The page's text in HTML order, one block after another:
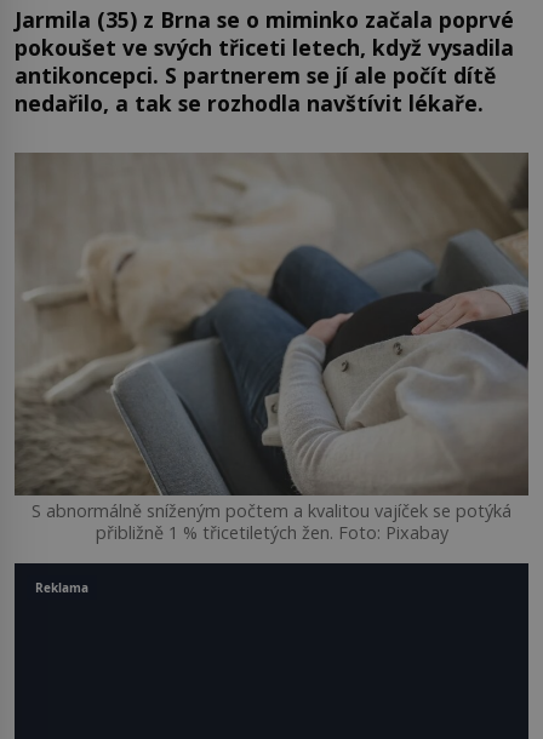
Jarmila (35) z Brna se o miminko začala poprvé
pokoušet ve svých třiceti letech, když vysadila
antikoncepci. S partnerem se jí ale počít dítě
nedařilo, a tak se rozhodla navštívit lékaře.
S abnormálně sníženým počtem a kvalitou vajíček se potýká
přibližně 1 % třicetiletých žen. Foto: Pixabay
Reklama